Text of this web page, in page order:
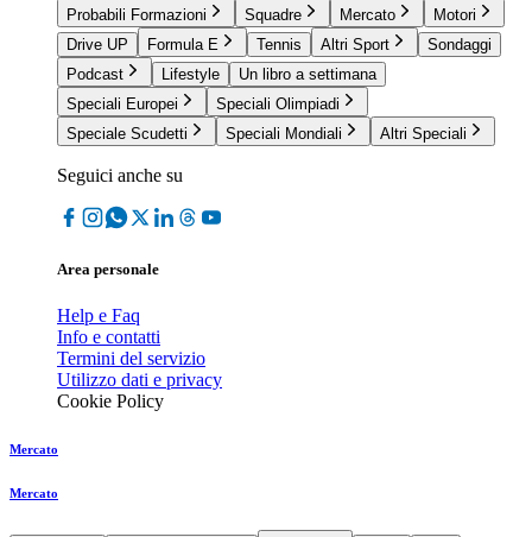
Probabili Formazioni
Squadre Mercato
Motori
Drive UP
Formula E Tennis Altri Sport
Sondaggi
Podcast
Lifestyle
Un libro a settimana
Speciali Europei
Speciali Olimpiadi
Speciale Scudetti
Speciali Mondiali Altri Speciali
Seguici anche su
Area personale
Help e Faq
Info e contatti
Termini del servizio
Utilizzo dati e privacy
Cookie Policy
Mercato
Mercato